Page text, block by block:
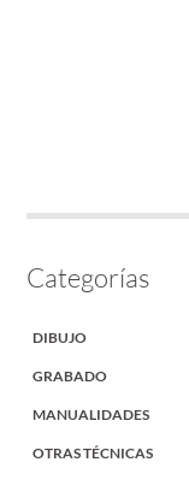
Categorías
DIBUJO
GRABADO
MANUALIDADES
OTRAS TÉCNICAS